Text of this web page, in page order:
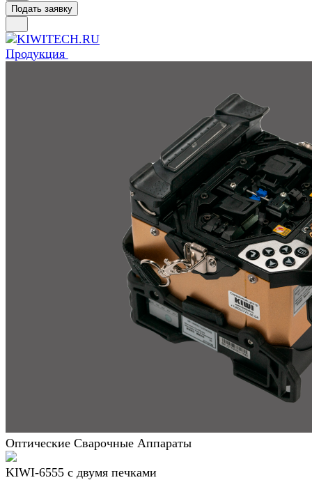
Подать заявку
Продукция
Оптические Сварочные Аппараты
KIWI-6555 c двумя печками